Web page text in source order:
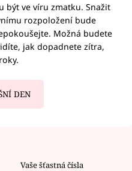
být ve víru zmatku. Snažit
rozpoložení bude
Možná budete
jak dopadnete zítra,
DEN
Vaše šťastná čísla